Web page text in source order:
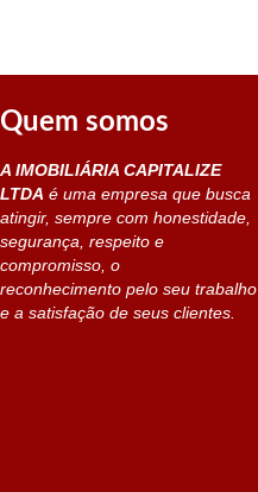
Quem somos
A IMOBILIÁRIA CAPITALIZE
LTDA é uma empresa que busca
atingir, sempre com honestidade,
segurança, respeito e
compromisso, o
reconhecimento pelo seu trabalho
e a satisfação de seus clientes.